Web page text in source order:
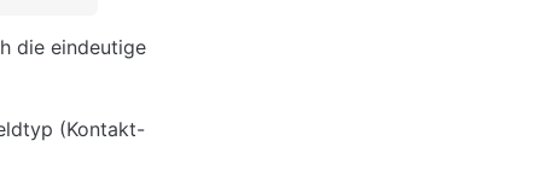
die eindeutige
(Kontakt-